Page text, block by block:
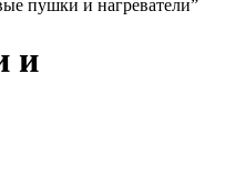
пушки и нагреватели”
и